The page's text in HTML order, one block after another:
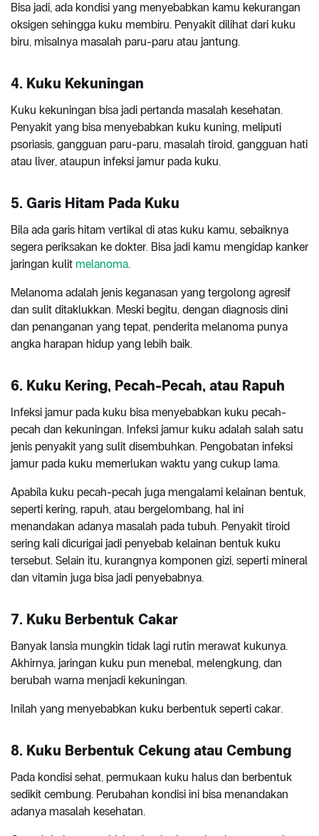
Bisa jadi, ada kondisi yang menyebabkan kamu kekurangan
oksigen sehingga kuku membiru. Penyakit dilihat dari kuku
biru, misalnya masalah paru-paru atau jantung.
4. Kuku Kekuningan
Kuku kekuningan bisa jadi pertanda masalah kesehatan.
Penyakit yang bisa menyebabkan kuku kuning, meliputi
psoriasis, gangguan paru-paru, masalah tiroid, gangguan hati
atau liver, ataupun infeksi jamur pada kuku.
5. Garis Hitam Pada Kuku
Bila ada garis hitam vertikal di atas kuku kamu, sebaiknya
segera periksakan ke dokter. Bisa jadi kamu mengidap kanker
jaringan kulit melanoma.
Melanoma adalah jenis keganasan yang tergolong agresif
dan sulit ditaklukkan. Meski begitu, dengan diagnosis dini
dan penanganan yang tepat, penderita melanoma punya
angka harapan hidup yang lebih baik.
6. Kuku Kering, Pecah-Pecah, atau Rapuh
Infeksi jamur pada kuku bisa menyebabkan kuku pecah-
pecah dan kekuningan. Infeksi jamur kuku adalah salah satu
jenis penyakit yang sulit disembuhkan. Pengobatan infeksi
jamur pada kuku memerlukan waktu yang cukup lama.
Apabila kuku pecah-pecah juga mengalami kelainan bentuk,
seperti kering, rapuh, atau bergelombang, hal ini
menandakan adanya masalah pada tubuh. Penyakit tiroid
sering kali dicurigai jadi penyebab kelainan bentuk kuku
tersebut. Selain itu, kurangnya komponen gizi, seperti mineral
dan vitamin juga bisa jadi penyebabnya.
7. Kuku Berbentuk Cakar
Banyak lansia mungkin tidak lagi rutin merawat kukunya.
Akhirnya, jaringan kuku pun menebal, melengkung, dan
berubah warna menjadi kekuningan.
Inilah yang menyebabkan kuku berbentuk seperti cakar.
8. Kuku Berbentuk Cekung atau Cembung
Pada kondisi sehat, permukaan kuku halus dan berbentuk
sedikit cembung. Perubahan kondisi ini bisa menandakan
adanya masalah kesehatan.